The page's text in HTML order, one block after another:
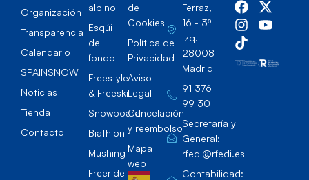
Organización
Transparencia
Calendario
SPAINSNOW
Noticias
Tienda
Contacto
alpino
Esqúi
de
fondo
Freestyle
& Freeski
Snowboard
Biathlon
Mushing
Freeride
de
Cookies
Política de
Privacidad
Aviso
Legal
Cancelación
y reembolso
Mapa
web
Ferraz,
16 - 3º
Izq.
28008
Madrid
91 376
99 30
Secretaría y
General:
rfedi@rfedi.es
Contabilidad: